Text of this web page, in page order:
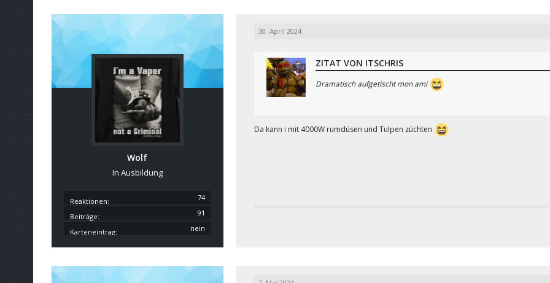
Wolf
In Ausbildung
Reaktionen 74
Beiträge 91
Karteneintrag nein
30. April 2024
ZITAT VON ITSCHRIS
Dramatisch aufgetischt mon ami
Da kann i mit 4000W rumdüsen und Tulpen züchten